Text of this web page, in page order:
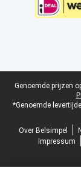
Juridische
Genoemde prijzen
*Genoemde
Over Belsimpel
Impressum